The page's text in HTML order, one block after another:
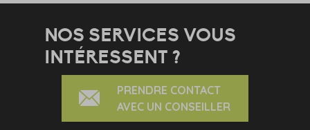
NOS SERVICES VOUS
INTÉRESSENT ?
PRENDRE CONTACT
AVEC UN CONSEILLER